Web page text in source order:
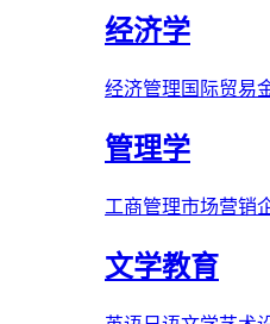
经济学
经济管理 国际贸易
管理学
工商管理市场营销
文学教育